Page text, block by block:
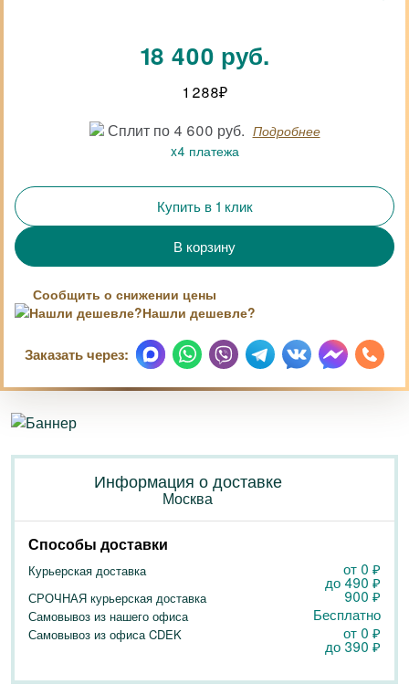
18 400 руб.
1 288₽
Сплит по 4 600 руб. Подробнее
x4 платежа
Купить в 1 клик
Сообщить о снижении цены
Нашли дешевле?
Заказать через:
Информация о доставке
Москва
Способы доставки
Курьерская доставка от 0 ₽
до 490 ₽
СРОЧНАЯ курьерская доставка 900 ₽
Самовывоз из нашего офиса Бесплатно
Самовывоз из офиса CDEK от 0 ₽
до 390 ₽